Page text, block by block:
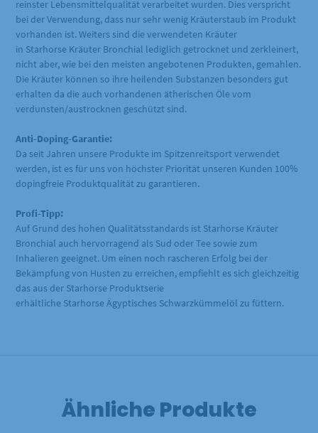
reinster Lebensmittelqualität verarbeitet wurden. Dies verspricht
bei der Verwendung, dass nur sehr wenig Kräuterstaub im Produkt
vorhanden ist. Weiters sind die verwendeten Kräuter
in Starhorse Kräuter Bronchial lediglich getrocknet und zerkleinert,
nicht aber, wie bei den meisten angebotenen Produkten, gemahlen.
Die Kräuter können so ihre heilenden Substanzen besonders gut
erhalten da die auch vorhandenen ätherischen Öle vom
verdunsten/austrocknen geschützt sind.
Anti-Doping-Garantie:
Da seit Jahren unsere Produkte im Spitzenreitsport verwendet
werden, ist es für uns von höchster Priorität unseren Kunden 100%
dopingfreie Produktqualität zu garantieren.
Profi-Tipp:
Auf Grund des hohen Qualitätsstandards ist Starhorse Kräuter
Bronchial auch hervorragend als Sud oder Tee sowie zum
Inhalieren geeignet. Um einen noch rascheren Erfolg bei der
Bekämpfung von Husten zu erreichen, empfiehlt es sich gleichzeitig
das aus der Starhorse Produktserie
erhältliche Starhorse Ägyptisches Schwarzkümmelöl zu füttern.
Ähnliche Produkte